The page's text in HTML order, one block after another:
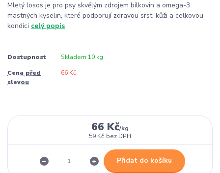
Mletý losos je pro psy skvělým zdrojem bílkovin a omega-3
mastných kyselin, které podporují zdravou srst, kůži a celkovou
kondici celý popis
Dostupnost Skladem 10 kg
Cena před
slevou
66 Kč
66 Kč/kg
59 Kč bez DPH
Přidat do košíku